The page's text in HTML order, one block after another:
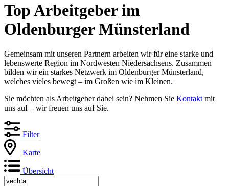
Top Arbeitgeber im
Oldenburger Münsterland
Gemeinsam mit unseren Partnern arbeiten wir für eine starke und
lebenswerte Region im Nordwesten Niedersachsens. Zusammen
bilden wir ein starkes Netzwerk im Oldenburger Münsterland,
welches vieles bewegt – im Großen wie im Kleinen.
Sie möchten als Arbeitgeber dabei sein? Nehmen Sie Kontakt mit
uns auf – wir freuen uns auf Sie.
Filter
Karte
Übersicht